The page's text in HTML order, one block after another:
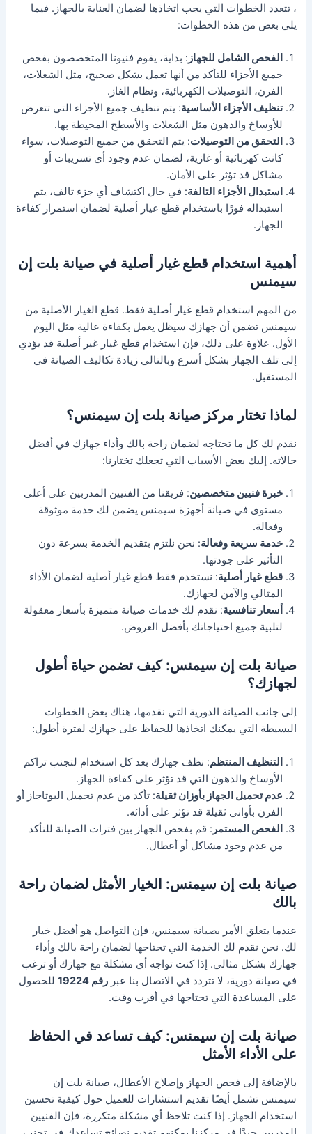
، تتعدد الخطوات التي يجب اتخاذها لضمان العناية بالجهاز. فيما
يلي بعض من هذه الخطوات:
الفحص الشامل للجهاز : بداية، يقوم فنيونا المتخصصون بفحص
جميع الأجزاء للتأكد من أنها تعمل بشكل صحيح، مثل الشعلات،
الفرن، التوصيلات الكهربائية، ونظام الغاز.
تنظيف الأجزاء الأساسية: يتم تنظيف جميع الأجزاء التي تتعرض
للأوساخ والدهون مثل الشعلات والأسطح المحيطة بها.
التحقق من التوصيلات: يتم التحقق من جميع التوصيلات، سواء
كانت كهربائية أو غازية، لضمان عدم وجود أي تسريبات أو
مشاكل قد تؤثر على الأمان.
استبدال الأجزاء التالفة: في حال اكتشاف أي جزء تالف، يتم
استبداله فورًا باستخدام قطع غيار أصلية لضمان استمرار كفاءة
الجهاز.
أهمية استخدام قطع غيار أصلية في صيانة بلت إن
سيمنس
من المهم استخدام قطع غيار أصلية فقط. قطع الغيار الأصلية من
سيمنس تضمن أن جهازك سيظل يعمل بكفاءة عالية مثل اليوم
الأول. علاوة على ذلك، فإن استخدام قطع غيار غير أصلية قد يؤدي
إلى تلف الجهاز بشكل أسرع وبالتالي زيادة تكاليف الصيانة في
المستقبل.
لماذا تختار مركز صيانة بلت إن سيمنس؟
نقدم لك كل ما تحتاجه لضمان راحة بالك وأداء جهازك في أفضل
حالاته. إليك بعض الأسباب التي تجعلك تختارنا:
خبرة فنيين متخصصين: فريقنا من الفنيين المدربين على أعلى
مستوى في صيانة أجهزة سيمنس يضمن لك خدمة موثوقة
وفعالة.
خدمة سريعة وفعالة: نحن نلتزم بتقديم الخدمة بسرعة دون
التأثير على جودتها.
قطع غيار أصلية: نستخدم فقط قطع غيار أصلية لضمان الأداء
المثالي والآمن لجهازك.
أسعار تنافسية: نقدم لك خدمات صيانة متميزة بأسعار معقولة
لتلبية جميع احتياجاتك بأفضل العروض.
صيانة بلت إن سيمنس: كيف تضمن حياة أطول
لجهازك؟
إلى جانب الصيانة الدورية التي نقدمها، هناك بعض الخطوات
البسيطة التي يمكنك اتخاذها للحفاظ على جهازك لفترة أطول:
التنظيف المنتظم: نظف جهازك بعد كل استخدام لتجنب تراكم
الأوساخ والدهون التي قد تؤثر على كفاءة الجهاز.
عدم تحميل الجهاز بأوزان ثقيلة: تأكد من عدم تحميل البوتاجاز أو
الفرن بأواني ثقيلة قد تؤثر على أدائه.
الفحص المستمر : قم بفحص الجهاز بين فترات الصيانة للتأكد
من عدم وجود مشاكل أو أعطال.
صيانة بلت إن سيمنس: الخيار الأمثل لضمان راحة
بالك
عندما يتعلق الأمر بصيانة سيمنس، فإن التواصل هو أفضل خيار
لك. نحن نقدم لك الخدمة التي تحتاجها لضمان راحة بالك وأداء
جهازك بشكل مثالي. إذا كنت تواجه أي مشكلة مع جهازك أو ترغب
في صيانة دورية، لا تتردد في الاتصال بنا عبررقم 19224
للحصول
على المساعدة التي تحتاجها في أقرب وقت.
صيانة بلت إن سيمنس: كيف تساعد في الحفاظ
على الأداء الأمثل
بالإضافة إلى فحص الجهاز وإصلاح الأعطال، صيانة بلت إن
سيمنس تشمل أيضًا تقديم استشارات للعميل حول كيفية تحسين
استخدام الجهاز. إذا كنت تلاحظ أي مشكلة متكررة، فإن الفنيين